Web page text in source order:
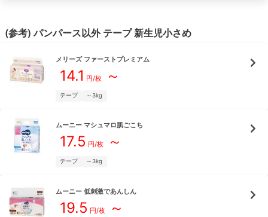
(参考)パンパース以外 テープ 新生児小さめ
メリーズ ファーストプレミアム
14.1 円/枚～
テープ ～3kg
ムーニー マシュマロ肌ごこち
17.5 円/枚～
テープ ～3kg
ムーニー 低刺激であんしん
19.5 円/枚～